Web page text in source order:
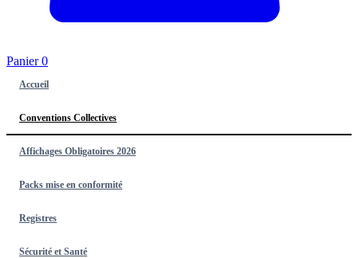
Panier0
Accueil
Conventions Collectives
Affichages Obligatoires 2026
Packs mise en conformité
Registres
Sécurité et Santé